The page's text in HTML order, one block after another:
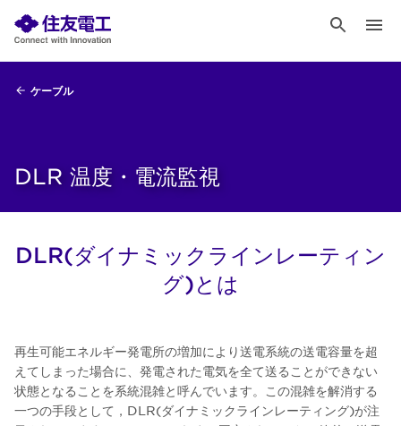
ケーブル
DLR 温度・電流監視
DLR(ダイナミックラインレーティン
グ)とは
再生可能エネルギー発電所の増加により送電系統の送電容量を超
えてしまった場合に、発電された電気を全て送ることができない
状態となることを系統混雑と呼んでいます。この混雑を解消する
一つの手段として，DLR(ダイナミックラインレーティング)が注